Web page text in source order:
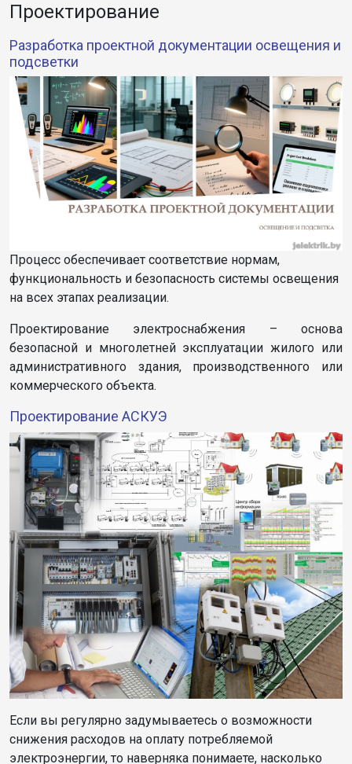
Проектирование
Разработка проектной документации освещения и
подсветки
Процесс обеспечивает соответствие нормам,
функциональность и безопасность системы освещения
на всех этапах реализации.
Проектирование электроснабжения – основа
безопасной и многолетней эксплуатации жилого или
административного здания, производственного или
коммерческого объекта.
Проектирование АСКУЭ
Если вы регулярно задумываетесь о возможности
снижения расходов на оплату потребляемой
электроэнергии, то наверняка понимаете, насколько